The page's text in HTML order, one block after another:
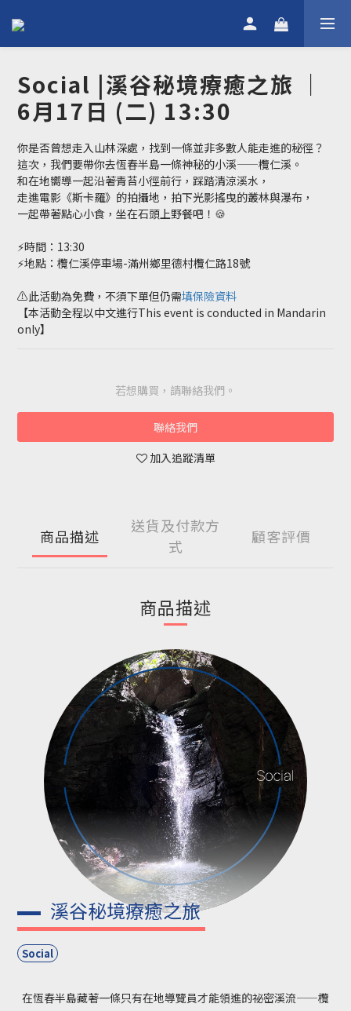
Social |溪谷秘境療癒之旅 ｜
6月17日 (二) 13:30
你是否曾想走入山林深處，找到一條並非多數人能走進的秘徑？
這次，我們要帶你去恆春半島一條神秘的小溪——欖仁溪。
和在地嚮導一起沿著青苔小徑前行，踩踏清涼溪水，
走進電影《斯卡羅》的拍攝地，拍下光影搖曳的叢林與瀑布，
一起帶著點心小食，坐在石頭上野餐吧！🍪
⚡️時間：13:30
⚡️地點：欖仁溪停車場-滿州鄉里德村欖仁路18號
⚠️此活動為免費，不須下單但仍需填保險資料
【本活動全程以中文進行This event is conducted in Mandarin
only】
若想購買，請聯絡我們。
聯絡我們
加入追蹤清單
商品描述
送貨及付款方
式
顧客評價
商品描述
溪谷秘境療癒之旅
Social
在恆春半島藏著一條只有在地導覽員才能領進的祕密溪流——欖